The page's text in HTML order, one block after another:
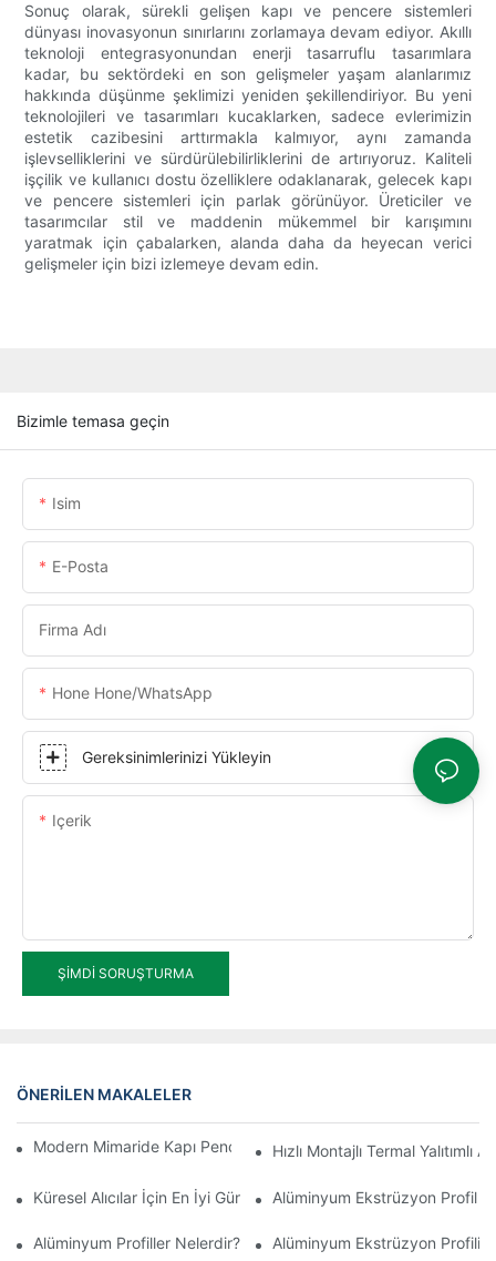
Sonuç olarak, sürekli gelişen kapı ve pencere sistemleri
dünyası inovasyonun sınırlarını zorlamaya devam ediyor. Akıllı
teknoloji entegrasyonundan enerji tasarruflu tasarımlara
kadar, bu sektördeki en son gelişmeler yaşam alanlarımız
hakkında düşünme şeklimizi yeniden şekillendiriyor. Bu yeni
teknolojileri ve tasarımları kucaklarken, sadece evlerimizin
estetik cazibesini arttırmakla kalmıyor, aynı zamanda
işlevselliklerini ve sürdürülebilirliklerini de artırıyoruz. Kaliteli
işçilik ve kullanıcı dostu özelliklere odaklanarak, gelecek kapı
ve pencere sistemleri için parlak görünüyor. Üreticiler ve
tasarımcılar stil ve maddenin mükemmel bir karışımını
yaratmak için çabalarken, alanda daha da heyecan verici
gelişmeler için bizi izlemeye devam edin.
Bizimle temasa geçin
Isim
E-Posta
Firma Adı
Hone Hone/WhatsApp
Gereksinimlerinizi Yükleyin
Içerik
ŞIMDI SORUŞTURMA
ÖNERILEN MAKALELER
Modern Mimaride Kapı Penceresi Sistemlerinin Avantajları
Hızlı Montajlı Termal Yalıtımlı
Küresel Alıcılar İçin En İyi Güneş Odası Alüminyum
Alüminyum Ekstrüzyon Profil
Alüminyum Profiller Nelerdir? Alüminyum Ekstrüzyon Profili